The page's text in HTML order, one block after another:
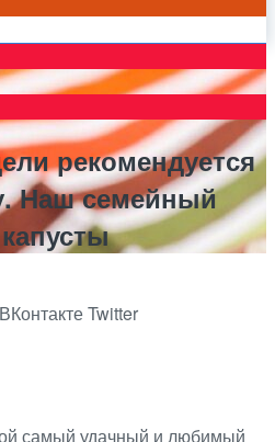
рекомендуется
Наш семейный
ВКонтактеTwitter
самый удачный и любимый